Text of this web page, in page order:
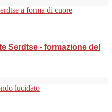
Serdtse - formazione del